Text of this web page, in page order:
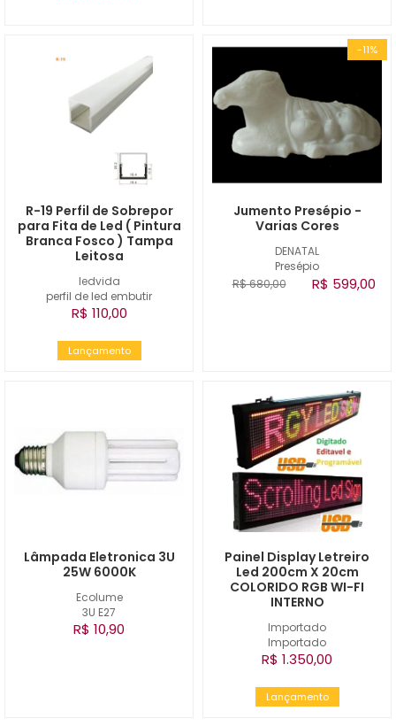
ledvida
perfil de led embutir
R-19 Perfil de Sobrepor
para Fita de Led ( Pintura
Branca Fosco ) Tampa
Leitosa
R$ 110,00
Lançamento
-11%
DENATAL
Presépio
Jumento Presépio -
Varias Cores
R$ 680,00 R$ 599,00
Ecolume
3U E27
Lâmpada Eletronica 3U
25W 6000K
R$ 10,90
Importado
Importado
Painel Display Letreiro
Led 200cm X 20cm
COLORIDO RGB WI-FI
INTERNO
R$ 1.350,00
Lançamento